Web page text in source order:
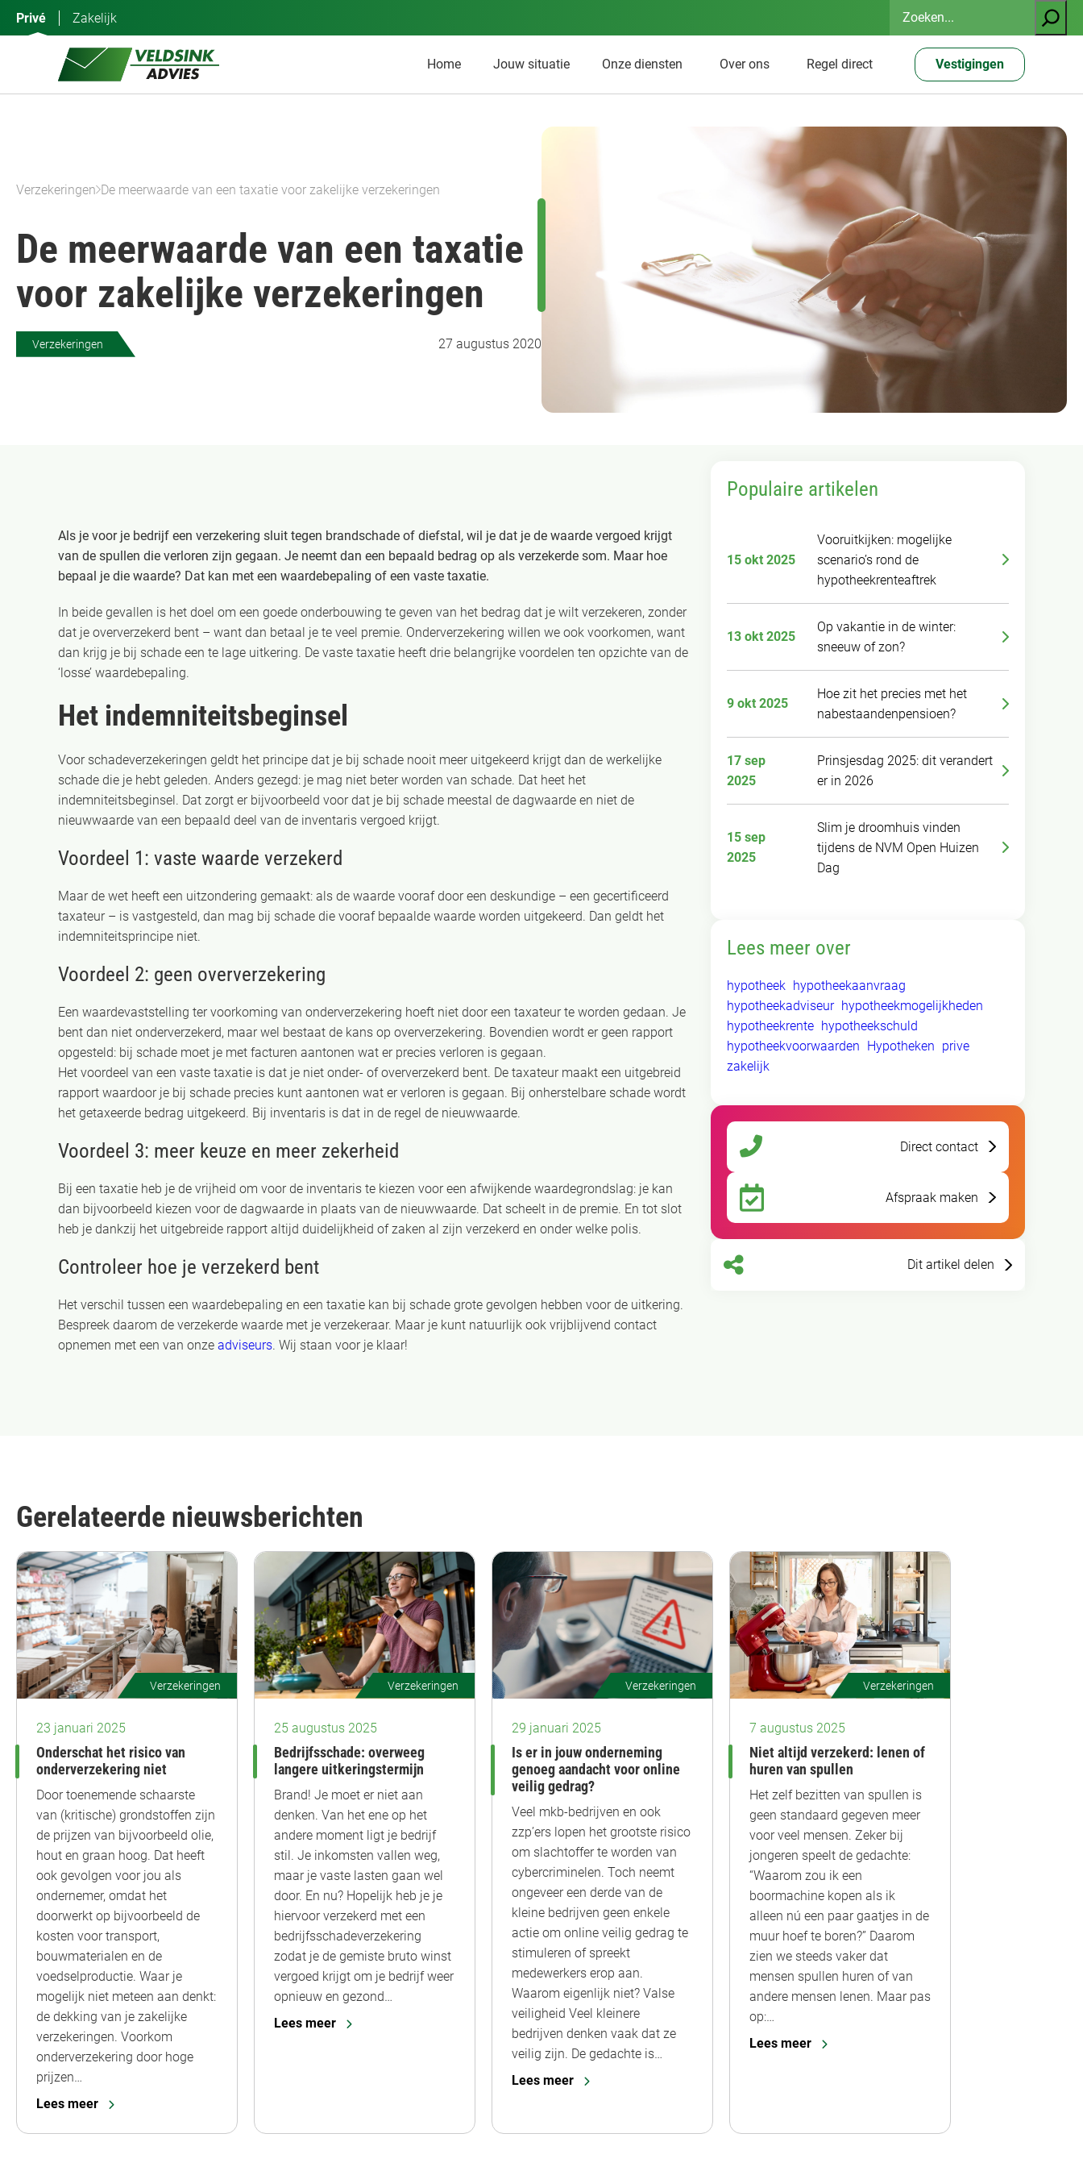
Privé Zakelijk
Zoeken
Home Jouw situatie Onze diensten Over ons Regel direct Vestigingen
Verzekeringen De meerwaarde van een taxatie voor zakelijke verzekeringen
De meerwaarde van een taxatie
voor zakelijke verzekeringen
Verzekeringen 27 augustus 2020
Als je voor je bedrijf een verzekering sluit tegen brandschade of diefstal, wil je dat je de waarde vergoed krijgt
van de spullen die verloren zijn gegaan. Je neemt dan een bepaald bedrag op als verzekerde som. Maar hoe
bepaal je die waarde? Dat kan met een waardebepaling of een vaste taxatie.
In beide gevallen is het doel om een goede onderbouwing te geven van het bedrag dat je wilt verzekeren, zonder
dat je oververzekerd bent – want dan betaal je te veel premie. Onderverzekering willen we ook voorkomen, want
dan krijg je bij schade een te lage uitkering. De vaste taxatie heeft drie belangrijke voordelen ten opzichte van de
‘losse’ waardebepaling.
Het indemniteitsbeginsel
Voor schadeverzekeringen geldt het principe dat je bij schade nooit meer uitgekeerd krijgt dan de werkelijke
schade die je hebt geleden. Anders gezegd: je mag niet beter worden van schade. Dat heet het
indemniteitsbeginsel. Dat zorgt er bijvoorbeeld voor dat je bij schade meestal de dagwaarde en niet de
nieuwwaarde van een bepaald deel van de inventaris vergoed krijgt.
Voordeel 1: vaste waarde verzekerd
Maar de wet heeft een uitzondering gemaakt: als de waarde vooraf door een deskundige – een gecertificeerd
taxateur – is vastgesteld, dan mag bij schade die vooraf bepaalde waarde worden uitgekeerd. Dan geldt het
indemniteitsprincipe niet.
Voordeel 2: geen oververzekering
Een waardevaststelling ter voorkoming van onderverzekering hoeft niet door een taxateur te worden gedaan. Je
bent dan niet onderverzekerd, maar wel bestaat de kans op oververzekering. Bovendien wordt er geen rapport
opgesteld: bij schade moet je met facturen aantonen wat er precies verloren is gegaan.
Het voordeel van een vaste taxatie is dat je niet onder- of oververzekerd bent. De taxateur maakt een uitgebreid
rapport waardoor je bij schade precies kunt aantonen wat er verloren is gegaan. Bij onherstelbare schade wordt
het getaxeerde bedrag uitgekeerd. Bij inventaris is dat in de regel de nieuwwaarde.
Voordeel 3: meer keuze en meer zekerheid
Bij een taxatie heb je de vrijheid om voor de inventaris te kiezen voor een afwijkende waardegrondslag: je kan
dan bijvoorbeeld kiezen voor de dagwaarde in plaats van de nieuwwaarde. Dat scheelt in de premie. En tot slot
heb je dankzij het uitgebreide rapport altijd duidelijkheid of zaken al zijn verzekerd en onder welke polis.
Controleer hoe je verzekerd bent
Het verschil tussen een waardebepaling en een taxatie kan bij schade grote gevolgen hebben voor de uitkering.
Bespreek daarom de verzekerde waarde met je verzekeraar. Maar je kunt natuurlijk ook vrijblijvend contact
opnemen met een van onze adviseurs. Wij staan voor je klaar!
Populaire artikelen
15 okt 2025
Vooruitkijken: mogelijke
scenario’s rond de
hypotheekrenteaftrek
13 okt 2025
Op vakantie in de winter:
sneeuw of zon?
9 okt 2025
Hoe zit het precies met het
nabestaandenpensioen?
17 sep
2025
Prinsjesdag 2025: dit verandert
er in 2026
15 sep
2025
Slim je droomhuis vinden
tijdens de NVM Open Huizen
Dag
Lees meer over
hypotheek hypotheekaanvraag
hypotheekadviseur hypotheekmogelijkheden
hypotheekrente hypotheekschuld
hypotheekvoorwaarden Hypotheken prive
zakelijk
Direct contact
Afspraak maken
Dit artikel delen
Gerelateerde nieuwsberichten
Verzekeringen
23 januari 2025
Onderschat het risico van
onderverzekering niet
Door toenemende schaarste
van (kritische) grondstoffen zijn
de prijzen van bijvoorbeeld olie,
hout en graan hoog. Dat heeft
ook gevolgen voor jou als
ondernemer, omdat het
doorwerkt op bijvoorbeeld de
kosten voor transport,
bouwmaterialen en de
voedselproductie. Waar je
mogelijk niet meteen aan denkt:
de dekking van je zakelijke
verzekeringen. Voorkom
onderverzekering door hoge
prijzen…
Lees meer
Verzekeringen
25 augustus 2025
Bedrijfsschade: overweeg
langere uitkeringstermijn
Brand! Je moet er niet aan
denken. Van het ene op het
andere moment ligt je bedrijf
stil. Je inkomsten vallen weg,
maar je vaste lasten gaan wel
door. En nu? Hopelijk heb je je
hiervoor verzekerd met een
bedrijfsschadeverzekering
zodat je de gemiste bruto winst
vergoed krijgt om je bedrijf weer
opnieuw en gezond…
Lees meer
Verzekeringen
29 januari 2025
Is er in jouw onderneming
genoeg aandacht voor online
veilig gedrag?
Veel mkb-bedrijven en ook
zzp’ers lopen het grootste risico
om slachtoffer te worden van
cybercriminelen. Toch neemt
ongeveer een derde van de
kleine bedrijven geen enkele
actie om online veilig gedrag te
stimuleren of spreekt
medewerkers erop aan.
Waarom eigenlijk niet? Valse
veiligheid Veel kleinere
bedrijven denken vaak dat ze
veilig zijn. De gedachte is…
Lees meer
Verzekeringen
7 augustus 2025
Niet altijd verzekerd: lenen of
huren van spullen
Het zelf bezitten van spullen is
geen standaard gegeven meer
voor veel mensen. Zeker bij
jongeren speelt de gedachte:
“Waarom zou ik een
boormachine kopen als ik
alleen nú een paar gaatjes in de
muur hoef te boren?” Daarom
zien we steeds vaker dat
mensen spullen huren of van
andere mensen lenen. Maar pas
op:…
Lees meer